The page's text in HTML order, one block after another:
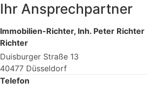
Ihr Ansprechpartner
Immobilien-Richter, Inh. Peter
Richter
Duisburger Straße 13
40477 Düsseldorf
Telefon